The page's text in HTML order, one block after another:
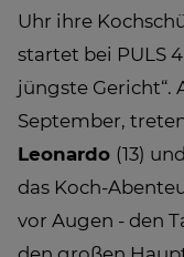
Uhr ihre
startet bei PULS
jüngste Gericht“.
September,
Leonardo (13)
das Koch-
vor Augen - den